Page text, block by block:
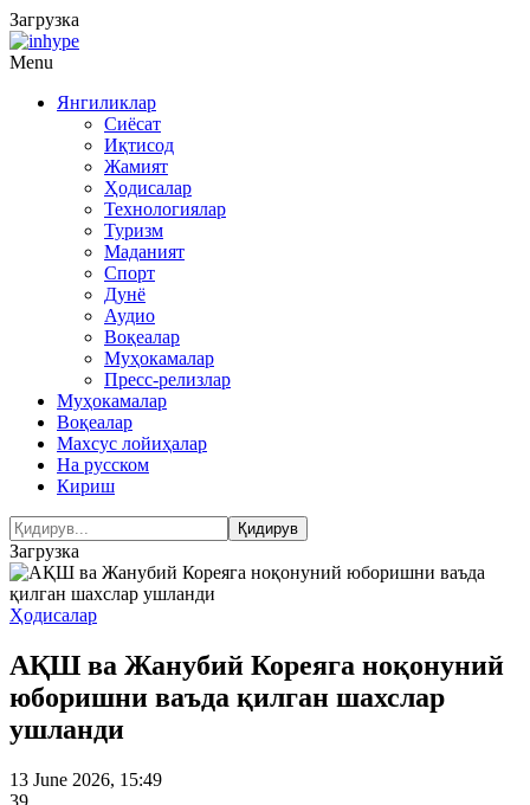
Загрузка
Menu
Янгиликлар
Сиёсат
Иқтисод
Жамият
Ҳодисалар
Технологиялар
Туризм
Маданият
Спорт
Дунё
Аудио
Воқеалар
Муҳокамалар
Пресс-релизлар
Муҳокамалар
Воқеалар
Махсус лойиҳалар
На русском
Кириш
Загрузка
Ҳодисалар
АҚШ ва Жанубий Кореяга ноқонуний
юборишни ваъда қилган шахслар
ушланди
13 June 2026, 15:49
39